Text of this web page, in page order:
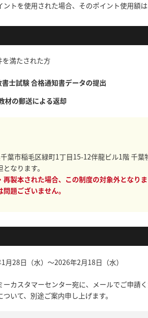
トを使用された場合、そのポイント使用額
を満たされた方
士試験 合格通知書データの提出
材の郵送による返却
葉市稲毛区緑町1丁目15-12伴龍ビル1階 千葉
なります。
製本された場合、この制度の対象外となりま
題ございません。
月28日（水）～2026年2月18日 （水）
カスタマーセンター宛に、メールでご申請く
いて、別途ご案内申し上げます。